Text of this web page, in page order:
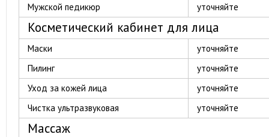
Мужской педикюр уточняйте
Косметический кабинет для лица
Маски
уточняйте
Пилинг
уточняйте
Уход за кожей лица
уточняйте
Чистка ультразвуковая
уточняйте
Массаж